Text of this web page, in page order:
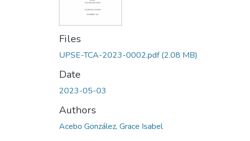
Files
UPSE-TCA-2023-0002.pdf(2.08 MB)
Date
2023-05-03
Authors
Acebo González, Grace Isabel